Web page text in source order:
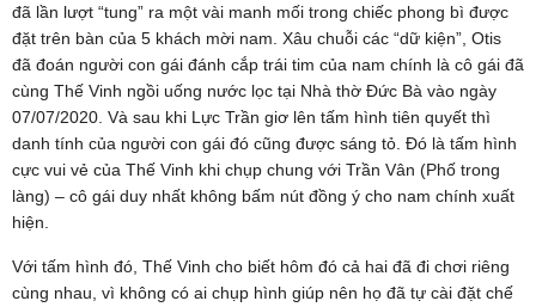
đã lần lượt “tung” ra một vài manh mối trong chiếc phong bì được
đặt trên bàn của 5 khách mời nam. Xâu chuỗi các “dữ kiện”, Otis
đã đoán người con gái đánh cắp trái tim của nam chính là cô gái đã
cùng Thế Vinh ngồi uống nước lọc tại Nhà thờ Đức Bà vào ngày
07/07/2020. Và sau khi Lực Trần giơ lên tấm hình tiên quyết thì
danh tính của người con gái đó cũng được sáng tỏ. Đó là tấm hình
cực vui vẻ của Thế Vinh khi chụp chung với Trần Vân (Phố trong
làng) – cô gái duy nhất không bấm nút đồng ý cho nam chính xuất
hiện.
Với tấm hình đó, Thế Vinh cho biết hôm đó cả hai đã đi chơi riêng
cùng nhau, vì không có ai chụp hình giúp nên họ đã tự cài đặt chế